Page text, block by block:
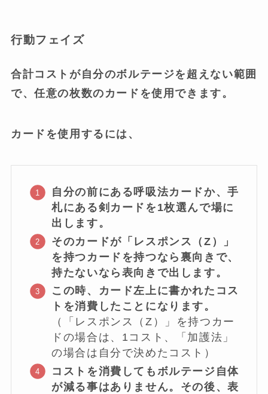
行動フェイズ
合計コストが自分のボルテージを超えない範囲
で、任意の枚数のカードを使用できます。
カードを使用するには、
自分の前にある呼吸法カードか、手
札にある剣カードを1枚選んで場に
出します。
そのカードが「レスポンス（Z）」
を持つカードを持つなら裏向きで、
持たないなら表向きで出します。
この時、カード左上に書かれたコス
トを消費したことになります。
（「レスポンス（Z）」を持つカー
ドの場合は、1コスト、「加護法」
の場合は自分で決めたコスト）
コストを消費してもボルテージ自体
が減る事はありません。その後、表